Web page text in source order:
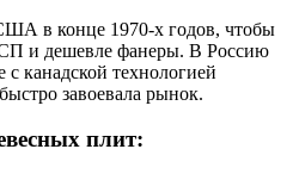
в конце 1970-х годов, чтобы
и дешевле фанеры. В Россию
канадской технологией
завоевала рынок.
плит: